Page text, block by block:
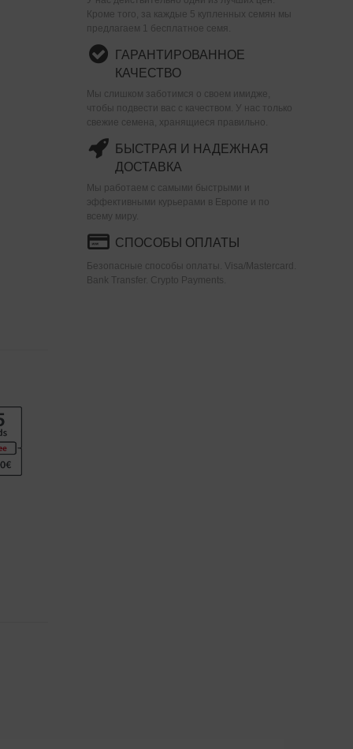
Кроме того, за каждые 5 купленных семян мы
предлагаем 1 бесплатное семя.
ГАРАНТИРОВАННОЕ
КАЧЕСТВО
Мы слишком заботимся о своем имидже,
чтобы подвести вас с качеством. У нас только
свежие семена, хранящиеся правильно.
БЫСТРАЯ И НАДЕЖНАЯ
ДОСТАВКА
Мы работаем с самыми быстрыми и
эффективными курьерами в Европе и по
всему миру.
СПОСОБЫ ОПЛАТЫ
Безопасные способы оплаты. Visa/Mastercard.
Bank Transfer. Crypto Payments.